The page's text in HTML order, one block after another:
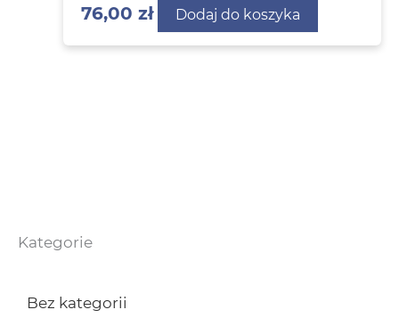
Kategorie
Bez kategorii
76,00zł Dodaj do koszyka